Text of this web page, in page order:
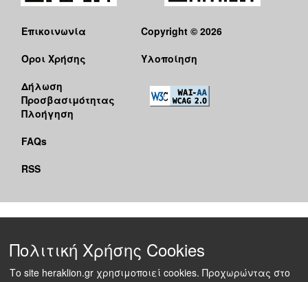
Επικοινωνία
Όροι Χρήσης
Δήλωση
Προσβασιμότητας
Πλοήγηση
FAQs
RSS
Copyright © 2026
Υλοποίηση
Πολιτική Χρήσης Cookies
Το site heraklion.gr χρησιμοποιεί cookies. Προχωρώντας στο